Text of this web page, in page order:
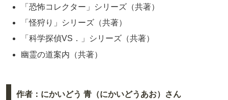
「恐怖コレクター」シリーズ（共著）
「怪狩り」シリーズ（共著）
「科学探偵VS．」シリーズ（共著）
幽霊の道案内（共著）
作者：にかいどう 青（にかいどうあお）さん